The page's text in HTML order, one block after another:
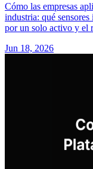
Cómo las empresas
industria: qué
por un solo activo y el
Jun 18, 2026